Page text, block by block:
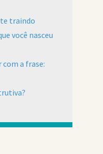
te traindo
você nasceu
com a frase: